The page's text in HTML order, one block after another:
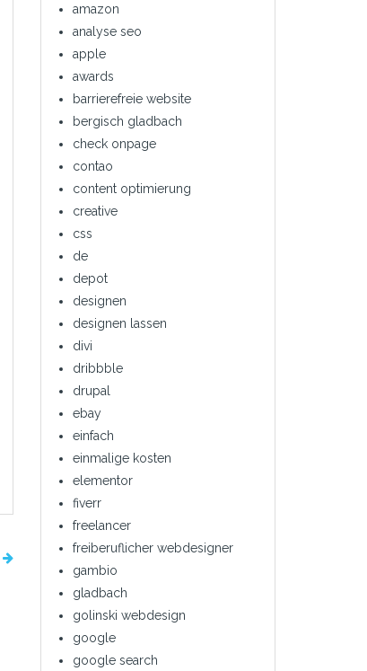
amazon
analyse seo
apple
awards
barrierefreie website
bergisch gladbach
check onpage
contao
content optimierung
creative
css
de
depot
designen
designen lassen
divi
dribbble
drupal
ebay
einfach
einmalige kosten
elementor
fiverr
freelancer
freiberuflicher webdesigner
gambio
gladbach
golinski webdesign
google
google search